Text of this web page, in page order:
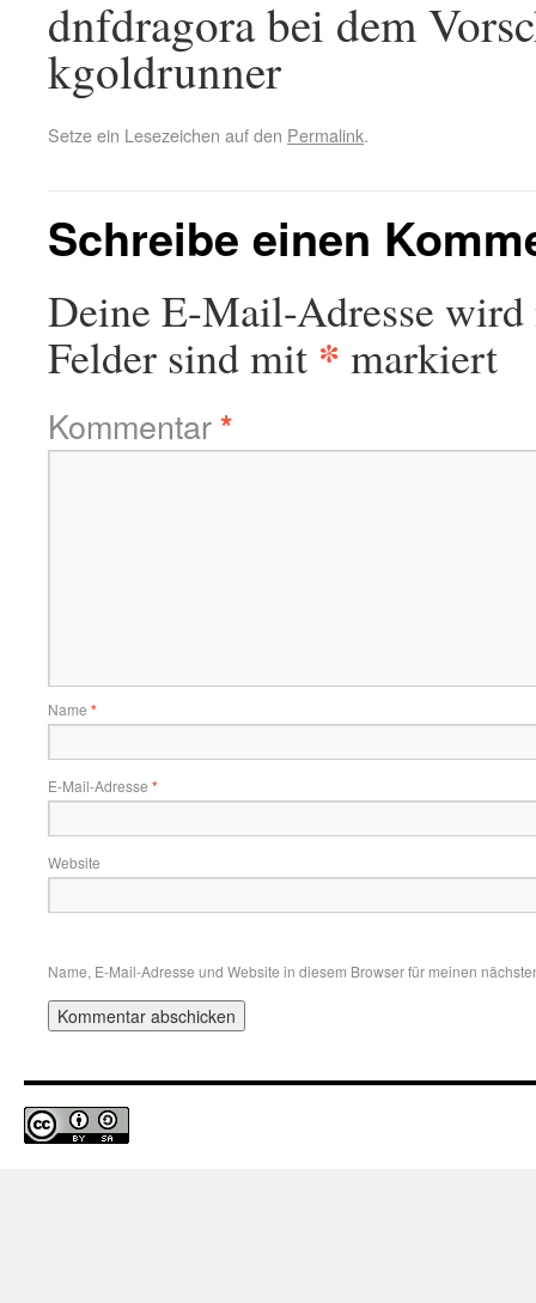
dnfdragora bei dem
kgoldrunner
Setze ein Lesezeichen auf den Permalink.
Schreibe einen
Deine E-Mail-Adresse
Felder sind mit * markiert
Kommentar*
Name *
E-Mail-Adresse *
Website
Name, E-Mail-Adresse und Website in diesem Browser für meinen